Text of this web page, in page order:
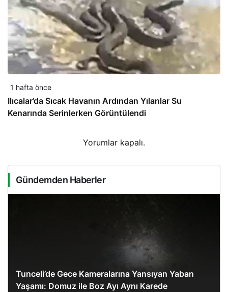
1 hafta önce
Ilıcalar’da Sıcak Havanın Ardından Yılanlar Su
Kenarında Serinlerken Görüntülendi
Yorumlar kapalı.
Gündemden Haberler
Tunceli’de Gece Kameralarına Yansıyan Yaban
Yaşamı: Domuz ile Boz Ayı Aynı Karede